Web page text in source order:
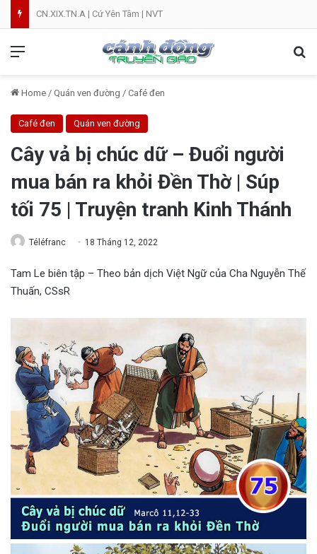
CN.XIX.TN.A | Cứ Yên Tâm | NVT
Home / Quán ven đường / Café đen
Café đen Quán ven đường
Cây vả bị chúc dữ – Đuổi người
mua bán ra khỏi Đền Thờ | Súp
tối 75 | Truyện tranh Kinh Thánh
Téléfranc 18 Tháng 12, 2022
Tam Le biên tập – Theo bản dịch Việt Ngữ của Cha Nguyễn Thế
Thuấn, CSsR